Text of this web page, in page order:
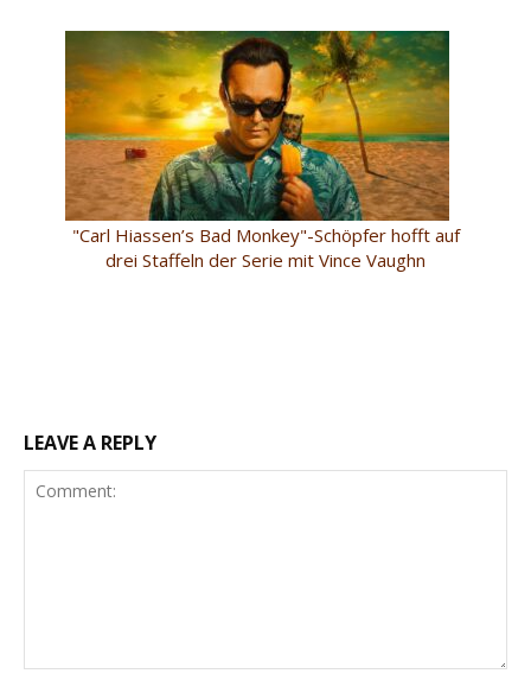
"Carl Hiassen’s Bad Monkey"-Schöpfer hofft auf
drei Staffeln der Serie mit Vince Vaughn
LEAVE A REPLY